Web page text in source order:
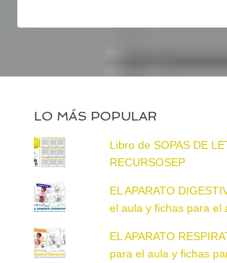
LO MÁS POPULAR
Libro de SOPAS DE
RECURSOSEP
EL APARATO
el aula y fichas para el
EL APARATO
para el aula y fichas